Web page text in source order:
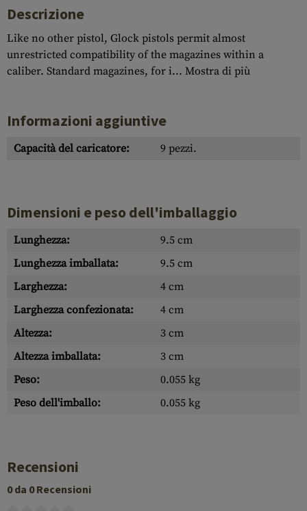
Descrizione
Like no other pistol, Glock pistols permit almost
unrestricted compatibility of the magazines within a
caliber. Standard magazines, for i... Mostra di più
Informazioni aggiuntive
Capacità del caricatore: 9 pezzi.
Dimensioni e peso dell'imballaggio
Lunghezza:
9.5 cm
Lunghezza imballata:
9.5 cm
Larghezza:
4 cm
Larghezza confezionata:
4 cm
Altezza:
3 cm
Altezza imballata:
3 cm
Peso:
0.055 kg
Peso dell'imballo:
0.055 kg
Recensioni
0 da 0 Recensioni